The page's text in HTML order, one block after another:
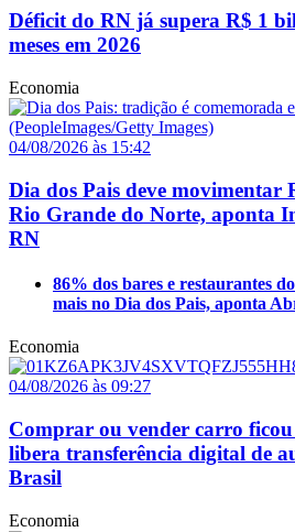
Déficit do RN já supera R$ 1
meses em 2026
Economia
04/08/2026 às 15:42
Dia dos Pais deve movimentar
Rio Grande do Norte, aponta
RN
86% dos bares e restaurantes
mais no Dia dos Pais, aponta
Economia
04/08/2026 às 09:27
Comprar ou vender carro
libera transferência digital de
Brasil
Economia